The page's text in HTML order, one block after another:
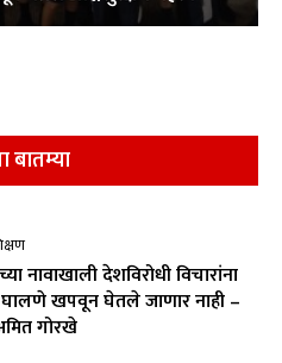
बातम्या
नावाखाली देशविरोधी विचारांना
खपवून घेतले जाणार नाही –
गोरखे